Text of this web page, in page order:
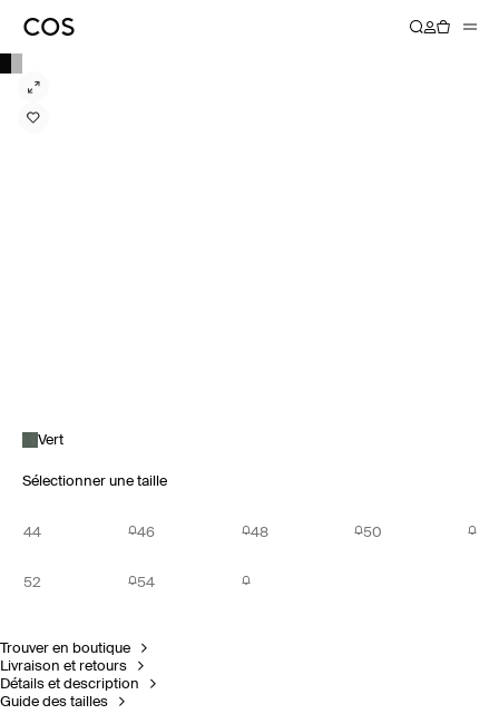
Vert
Sélectionner une taille
44 46 48 50
52 54
Trouver en boutique
Livraison et retours
Détails et description
Guide des tailles